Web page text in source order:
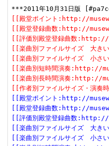
[[殿堂ポイント:http://
[[殿堂登録曲数:http://
[[評価別殿堂登録曲数
[[楽曲別ファイルサイズ　
[[楽曲別ファイルサイズ　
[[楽曲別短時間演奏
[[楽曲別長時間演奏
[[作者別ファイルサイズ・
[[殿堂ポイント:http://
[[殿堂登録曲数:http://
[[評価別殿堂登録曲数
[[楽曲別ファイルサイズ　
[[楽曲別ファイルサイズ　